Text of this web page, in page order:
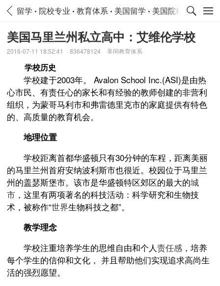
留学 院校专业 教育体系 美国留学 美国院校专业 美
美国马里兰州私立高中：艾维伦学校
2016-07-11 18:52:41 836478124 美国教育体系
学校历史
学校建于2003年。 Avalon School Inc.(ASI)是由热
心市民、有责任心的家长和有经验的教师创建的非营利
组织，为蒙哥马利市和弗雷德里克市的家庭提供有特色
的、高质量的教育机会。
地理位置
学校距离首都华盛顿只有30分钟的车程，距离美丽
的马里兰州首府安纳波利斯市也很近。校园位于马里兰
州的盖瑟斯堡市。该市是华盛顿特区郊区的最大的城
市 ，这里有两项著名的科技活动：科学研究和生物技
术，被称作“世界生物科技之都”。
教学理念
学校注重培养学生的思维自由和个人责任感 ，培养
每个学生的信仰和文化， 并且帮助他们实现追求高尚生
活的强烈愿望。